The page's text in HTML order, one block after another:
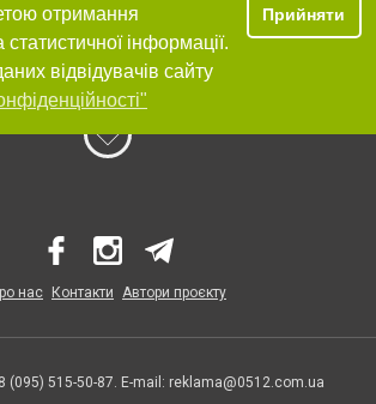
отримання
статистичної інформації.
відвідувачів сайту
Прийняти
нас Контакти Автори проєкту
(095) 515-50-87. E-mail: reklama@0512.com.ua